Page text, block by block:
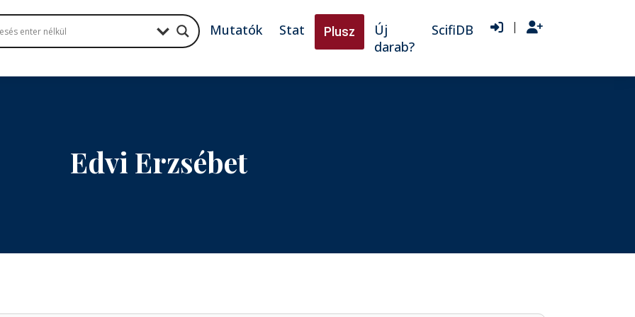
Mutatók Stat Plusz
Új
darab?
ScifiDB |
Edvi Erzsébet